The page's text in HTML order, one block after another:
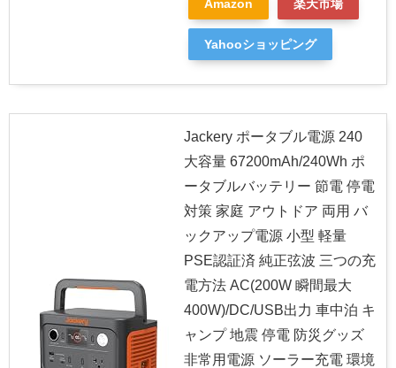
Amazon 楽天市場
Yahooショッピング
Jackery ポータブル電源 240
大容量 67200mAh/240Wh ポ
ータブルバッテリー 節電 停電
対策 家庭 アウトドア 両用 バ
ックアップ電源 小型 軽量
PSE認証済 純正弦波 三つの充
電方法 AC(200W 瞬間最大
400W)/DC/USB出力 車中泊 キ
ャンプ 地震 停電 防災グッズ
非常用電源 ソーラー充電 環境